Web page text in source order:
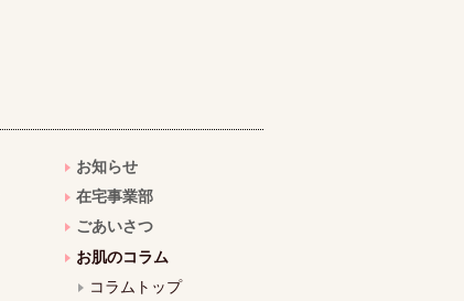
お知らせ
在宅事業部
ごあいさつ
お肌のコラム
コラムトップ